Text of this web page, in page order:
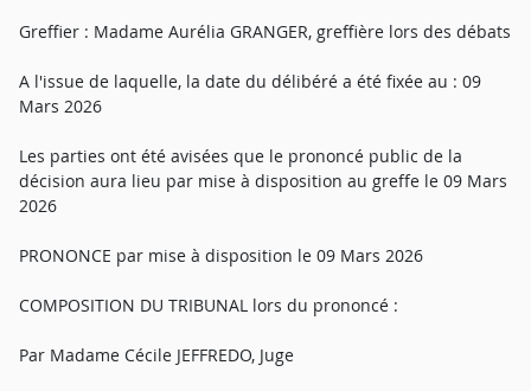
Greffier : Madame Aurélia GRANGER, greffière lors des débats
A l'issue de laquelle, la date du délibéré a été fixée au : 09
Mars 2026
Les parties ont été avisées que le prononcé public de la
décision aura lieu par mise à disposition au greffe le 09 Mars
2026
PRONONCE par mise à disposition le 09 Mars 2026
COMPOSITION DU TRIBUNAL lors du prononcé :
Par Madame Cécile JEFFREDO, Juge